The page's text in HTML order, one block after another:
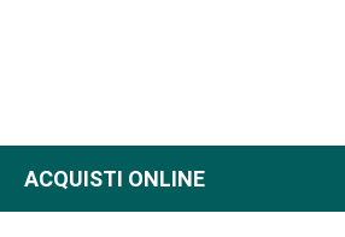
ACQUISTI ONLINE